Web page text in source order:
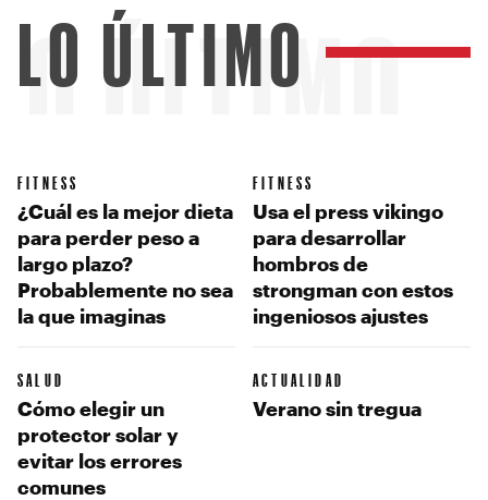
ÚLTIMO
LO ÚLTIMO
FITNESS
¿Cuál es la mejor dieta
para perder peso a
largo plazo?
Probablemente no sea
la que imaginas
FITNESS
Usa el press vikingo
para desarrollar
hombros de
strongman con estos
ingeniosos ajustes
SALUD
Cómo elegir un
protector solar y
evitar los errores
comunes
ACTUALIDAD
Verano sin tregua